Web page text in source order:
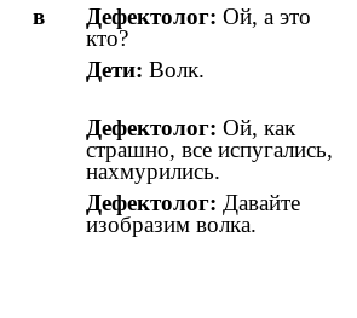
в Дефектолог: Ой, а это
кто?
Дети: Волк.
Дефектолог: Ой, как
страшно, все испугались,
нахмурились.
Дефектолог: Давайте
изобразим волка.